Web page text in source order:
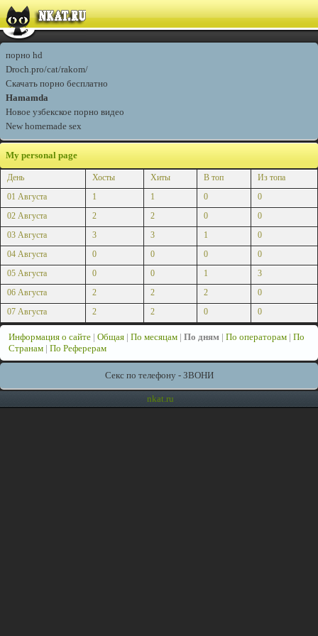
порно hd
Droch.pro/cat/rakom/
Скачать порно бесплатно
Hamamda
Новое узбекское порно видео
New homemade sex
My personal page
День Хосты Хиты В топ
Из топа
01 Августа
1 1 0
0
02 Августа
2 2 0
0
03 Августа
3 3 1
0
04 Августа
0 0 0
0
05 Августа
0 0 1
3
06 Августа
2 2 2
0
07 Августа
2 2 0 0
Информация о сайте | Общая | По месяцам | По дням | По операторам | По
Странам | По Реферерам
Секс по телефону - ЗВОНИ
nkat.ru